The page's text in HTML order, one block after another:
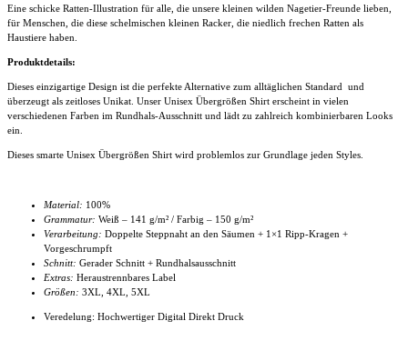
Eine schicke Ratten-Illustration für alle, die unsere kleinen wilden Nagetier-Freunde lieben,
für Menschen, die diese schelmischen kleinen Racker, die niedlich frechen Ratten als
Haustiere haben.
Produktdetails:
Dieses einzigartige Design ist die perfekte Alternative zum alltäglichen Standard und
überzeugt als zeitloses Unikat. Unser Unisex Übergrößen Shirt erscheint in vielen
verschiedenen Farben im Rundhals-Ausschnitt und lädt zu zahlreich kombinierbaren Looks
ein.
Dieses smarte Unisex Übergrößen Shirt wird problemlos zur Grundlage jeden Styles.
Material: 100%
Grammatur: Weiß – 141 g/m² / Farbig – 150 g/m²
Verarbeitung: Doppelte Steppnaht an den Säumen + 1×1 Ripp-Kragen +
Vorgeschrumpft
Schnitt: Gerader Schnitt + Rundhalsausschnitt
Extras: Heraustrennbares Label
Größen: 3XL, 4XL , 5XL
Veredelung: Hochwertiger Digital Direkt Druck